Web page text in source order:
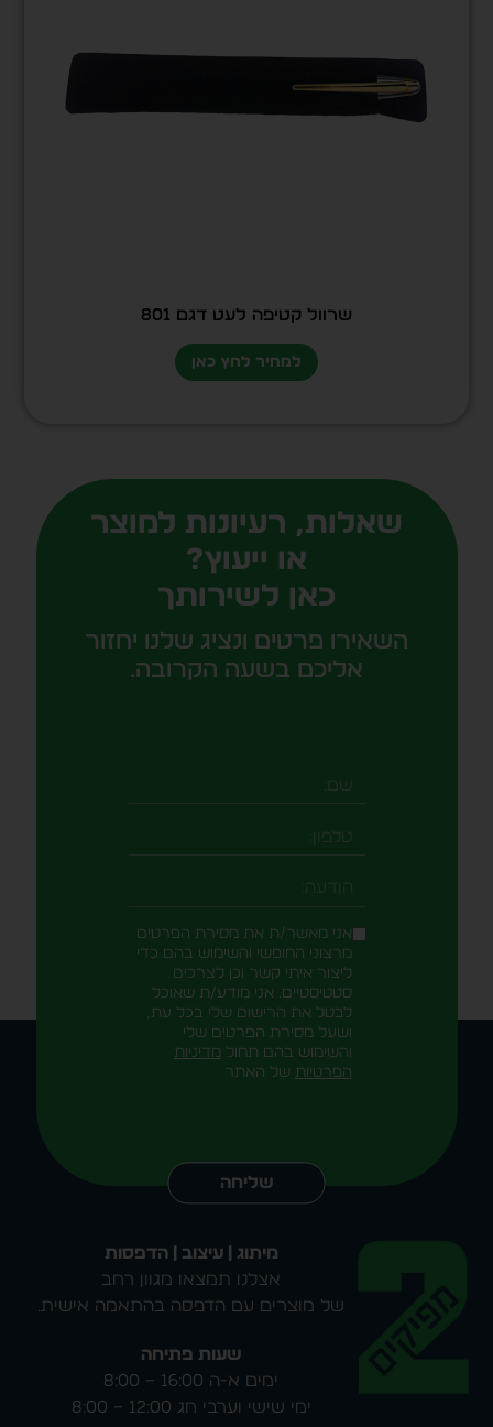
שרוול קטיפה לעט דגם 801
למחיר לחץ כאן
שאלות, רעיונות למוצר
או ייעוץ?
כאן לשירותך
השאירו פרטים ונציג שלנו יחזור
אליכם בשעה הקרובה.
שם
טלפון
הודעה
אני מאשר/ת את מסירת הפרטים
מרצוני החופשי והשימוש בהם כדי
ליצור איתי קשר וכן לצרכים
סטטיסטיים. אני מודע/ת שאוכל
לבטל את הרישום שלי בכל עת,
ושעל מסירת הפרטים שלי
והשימוש בהם תחול מדיניות
הפרטיות של האתר
שליחה
מיתוג | עיצוב | הדפסות
אצלנו תמצאו מגוון רחב
של מוצרים עם הדפסה בהתאמה אישית.
שעות פתיחה
ימים א-ה 16:00 – 8:00
ימי שישי וערבי חג 12:00 – 8:00